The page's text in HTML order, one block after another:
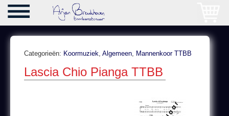
Categorieën: Koormuziek, Algemeen, Mannenkoor TTBB
Lascia Chio Pianga TTBB